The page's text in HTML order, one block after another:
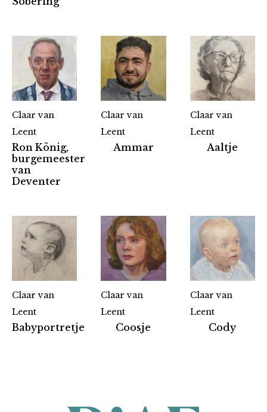
Claar van
Leent
Ron König,
burgemeester
van
Deventer
Claar van
Leent
Ammar
Claar van
Leent
Aaltje
Claar van
Leent
Babyportretje
Claar van
Leent
Coosje
Claar van
Leent
Cody
Partners